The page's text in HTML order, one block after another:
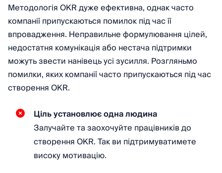
Методологія OKR дуже ефективна, однак часто
компанії припускаються помилок під час її
впровадження. Неправильне формулювання цілей,
недостатня комунікація або нестача підтримки
можуть звести нанівець усі зусилля. Розгляньмо
помилки, яких компанії часто припускаються під час
створення OKR.
Ціль установлює одна людина
Залучайте та заохочуйте працівників до
створення OKR. Так ви підтримуватимете
високу мотивацію.